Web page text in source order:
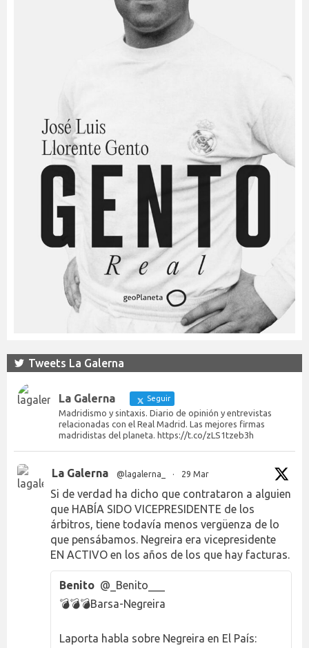
Tweets La Galerna
La Galerna Seguir
Madridismo y sintaxis. Diario de opinión y entrevistas
relacionadas con el Real Madrid. Las mejores firmas
madridistas del planeta. https://t.co/zLS1tzeb3h
La Galerna @lagalerna_ · 29 Mar
Si de verdad ha dicho que contrataron a alguien
que HABÍA SIDO VICEPRESIDENTE de los
árbitros, tiene todavía menos vergüenza de lo
que pensábamos. Negreira era vicepresidente
EN ACTIVO en los años de los que hay facturas.
Benito @_Benito___
💣💣💣Barsa-Negreira
Laporta habla sobre Negreira en El País: